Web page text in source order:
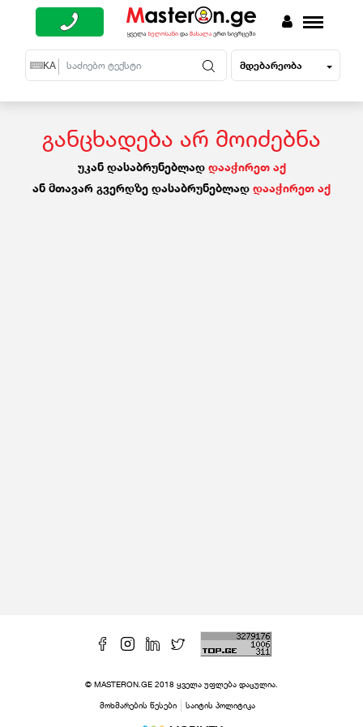
EN KA RU მდებარეობა
განცხადება არ მოიძებნა
უკან დასაბრუნებლად დააჭირეთ აქ
ან მთავარ გვერდზე დასაბრუნებლად დააჭირეთ აქ
© MASTERON.GE 2018 ყველა უფლება დაცულია.
მოხმარების წესები საიტის პოლიტიკა